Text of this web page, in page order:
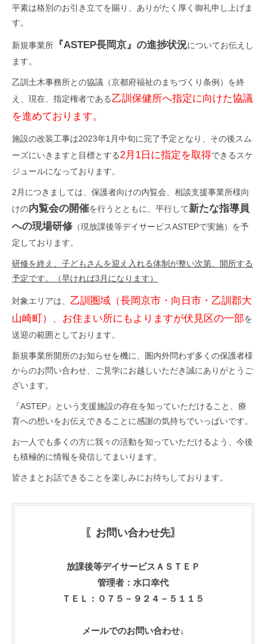
ジ
平素は格別のお引き立てを賜り、ありがたく厚く御礼申し上げま
す。
新規事業所 『ASTEP長岡京』の進捗状況についてお伝えし
ます。
乙訓土木事務所との協議（京都府福祉のまちづくり条例）を終
え、現在、指定権者である乙訓保健所へ指定に向けた協議
を進めております。
施設の改装工事は2023年1月中旬に完了予定となり、その後スム
ーズにいきますと目標とする2月1日に指定を取得できるスケ
ジュールになっております。
2月につきましては、保護者向けの内覧会、相談支援事業所様向
けの内覧会の開催を行うとともに、平行して新たな指導員
への現場研修 （現放課後等デイサービスASTEPで実施）を予
定しております。
研修を終え、子どもさんを迎え入れる体制が整い次第、開所する
予定です。（早ければ3月になります）
対象エリアは、 乙訓圏域（長岡京市・向日市・乙訓郡大
山崎町）、お住まい所にもよりますが伏見区の一部を
送迎の範囲としております。
新規事業所開所のお知らせを機に、圏内外問わず多くの保護者様
からのお問い合わせ、ご見学にお越しいただき誠にありがとうご
ざいます。
『ASTEP』という支援施設の存在を知っていただけること、療
育への想いをお伝えできることに感謝の気持ちでいっぱいです。
お一人でも多くの方に我々の活動を知っていただけるよう、今後
も積極的に情報を発信してまいります。
皆さまとお話できることを楽しみにお待ちしております。
〖お問い合わせ先〗
放課後等デイサービスＡＳＴＥＰ
管理者：水口幸代
ＴＥＬ：０７５－９２４－５１１５
メールでのお問い合わせ↓